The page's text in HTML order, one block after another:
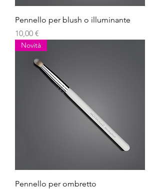
Pennello per blush o illuminante
Prezzo
10,00 €
Novità
Pennello per ombretto